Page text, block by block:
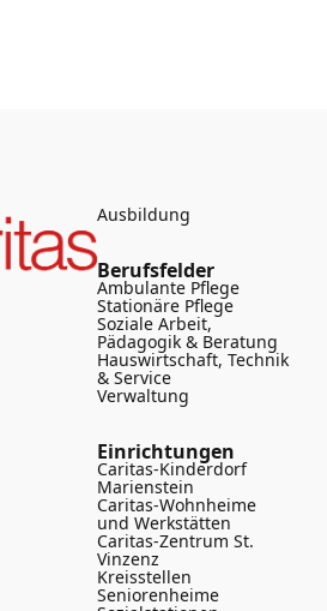
Ausbildung
Berufsfelder
Ambulante Pflege
Stationäre Pflege
Soziale Arbeit,
Pädagogik & Beratung
Hauswirtschaft, Technik
& Service
Verwaltung
Einrichtungen
Caritas-Kinderdorf
Marienstein
Caritas-Wohnheime
und Werkstätten
Caritas-Zentrum St.
Vinzenz
Kreisstellen
Seniorenheime